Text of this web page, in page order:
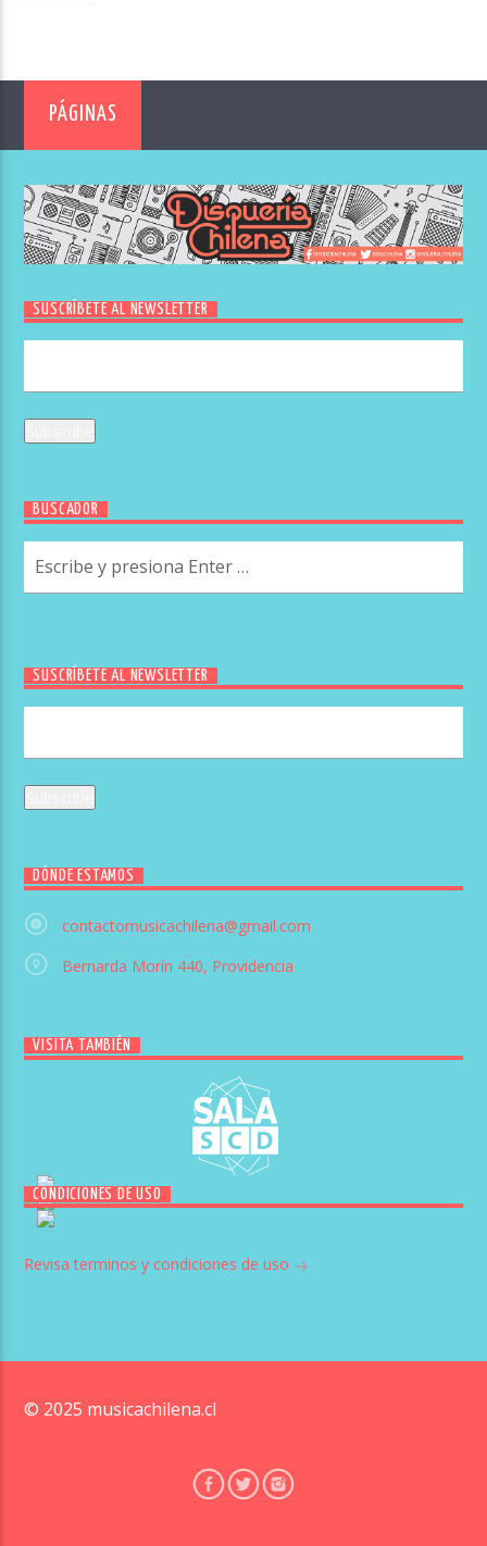
PÁGINAS
SUSCRÍBETE AL NEWSLETTER
BUSCADOR
SUSCRÍBETE AL NEWSLETTER
DÓNDE ESTAMOS
contactomusicachilena@gmail.com
Bernarda Morín 440, Providencia
VISITA TAMBIÉN
CONDICIONES DE USO
Revisa terminos y condiciones de uso
© 2025 musicachilena.cl